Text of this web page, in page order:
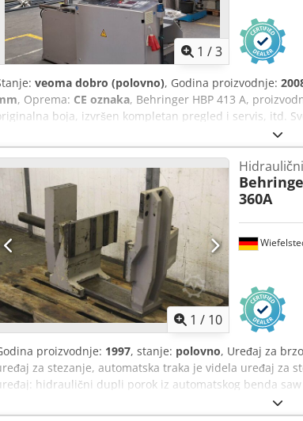
1 /3
veoma dobro (polovno), Godina proizvodnje:
, Oprema: CE oznaka, Behringer HBP 413 A,
boja, izvršen kompletan pregled i servis, itd.
1 / 10
360A
proizvodnje: 1997, stanje: polovno, Uređaj za
za stezanje, automatska traka je videla uređaj za
hidraulični dupli porok iz automatskog benda
Dubina stezanja: do apropusa. 380 mm -Merenja:
192 kg